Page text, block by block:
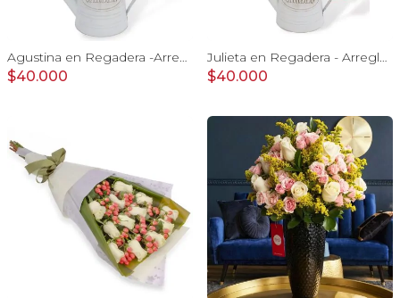
Agustina en Regadera -Arreglo 10 rosas blanco y astromelias
$40.000
Julieta en Regadera - Arreglo 10 rosas blanco y gypo
$40.000